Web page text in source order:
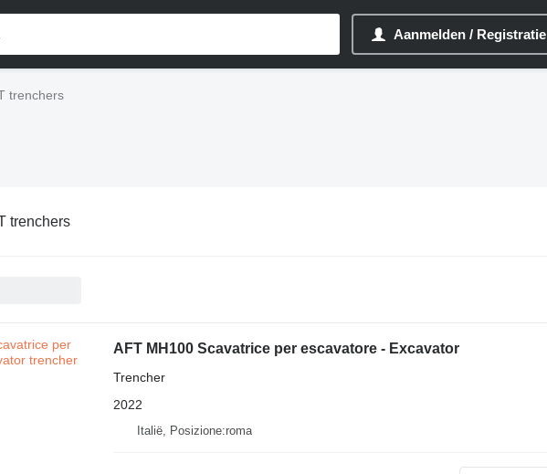
Aanmelden / Registratie
trenchers
trenchers
AFT MH100 Scavatrice per escavatore - Excavator
Trencher
2022
Italië, Posizione:roma